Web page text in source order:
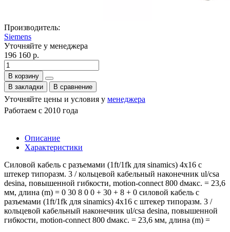
Производитель:
Siemens
Уточняйте у менеджера
196 160 р.
В корзину
В закладки
В сравнение
Уточняйте цены и условия у менеджера
Работаем с 2010 года
Описание
Характеристики
Силовой кабель с разъемами (1ft/1fk для sinamics) 4x16 c
штекер типоразм. 3 / кольцевой кабельный наконечник ul/csa
desina, повышенной гибкости, motion-connect 800 dмакс. = 23,6
мм, длина (m) = 0 30 8 0 0 + 30 + 8 + 0 силовой кабель с
разъемами (1ft/1fk для sinamics) 4x16 c штекер типоразм. 3 /
кольцевой кабельный наконечник ul/csa desina, повышенной
гибкости, motion-connect 800 dмакс. = 23,6 мм, длина (m) =